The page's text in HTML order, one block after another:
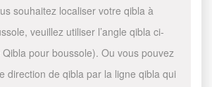
souhaitez localiser votre qibla à
veuillez utiliser l’angle qibla ci-
pour boussole). Ou vous pouvez
direction de qibla par la ligne qibla qui